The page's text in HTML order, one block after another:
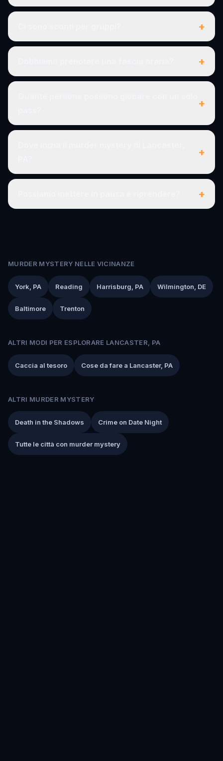
+
+
+
+
+
MURDER MYSTERY NELLE VICINANZE
York, PA Reading Harrisburg, PA Wilmington, DE
Baltimore Trenton
ALTRI MODI PER ESPLORARE LANCASTER, PA
Caccia al tesoro Cose da fare a Lancaster, PA
ALTRI MURDER MYSTERY
Death in the Shadows Crime on Date Night
Tutte le città con murder mystery